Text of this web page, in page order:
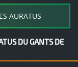
AURATUS
DU GANTS DE